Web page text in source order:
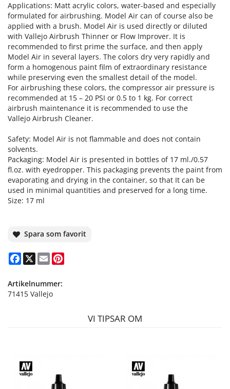
Applications: Matt acrylic colors, water-based and especially
formulated for airbrushing. Model Air can of course also be
applied with a brush. Model Air is used directly or diluted
with Vallejo Airbrush Thinner or Flow Improver. It is
recommended to first prime the surface, and then apply
Model Air in several layers. The colors dry very rapidly and
form a homogenous paint film of extraordinary resistance
while preserving even the smallest detail of the model.
For airbrushing these colors, the compressor air pressure is
recommended at 15 – 20 PSI or 0.5 to 1 kg. For correct
airbrush maintenance it is recommended to use the
Vallejo Airbrush Cleaner.
Safety: Model Air is not flammable and does not contain
solvents.
Packaging: Model Air is presented in bottles of 17 ml./0.57
fl.oz. with eyedropper. This packaging prevents the paint from
evaporating and drying in the container, so that It can be
used in minimal quantities and preserved for a long time.
Size: 17 ml
Spara som favorit
Facebook
X Email
Artikelnummer:
71415 Vallejo
VI TIPSAR OM